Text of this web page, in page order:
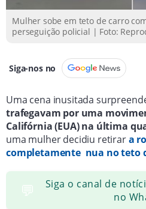
Mulher sobe em teto de carro
perseguição policial | Foto:
Siga-nos no
Uma cena inusitada
trafegavam por uma
Califórnia (EUA) na última
uma mulher decidiu retirara
completamente nua no teto
💬
Siga o canal de
no